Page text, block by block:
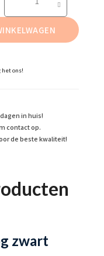
het ons!
in huis!
contact op.
de beste kwaliteit!
zwart